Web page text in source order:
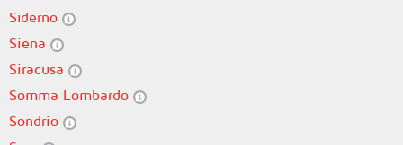
Siderno
Siena
Siracusa
Somma Lombardo
Sondrio